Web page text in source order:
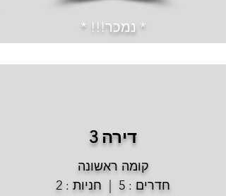
* נמכר!!! *
דירה 3
קומה ראשונה
חדרים : 5 | חניות : 2